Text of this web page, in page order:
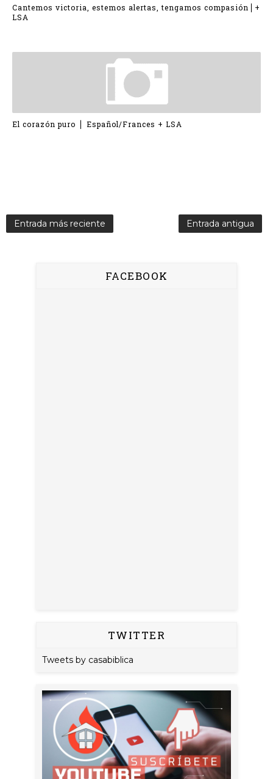
Cantemos victoria, estemos alertas, tengamos compasión⎪+
LSA
El corazón puro ⎪ Español/Frances + LSA
Entrada más reciente Entrada antigua
FACEBOOK
TWITTER
Tweets by casabiblica